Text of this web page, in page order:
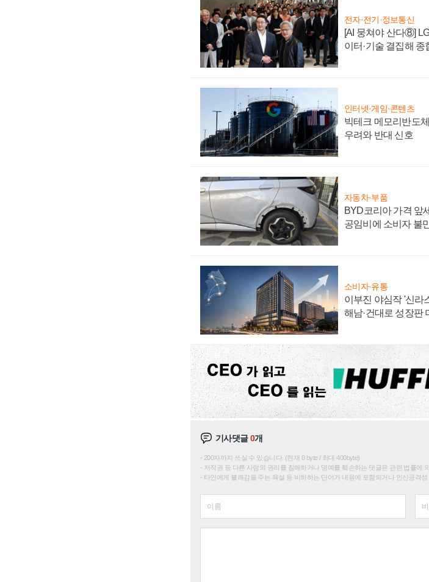
전자·전기·정보통신
[AI 뭉쳐야 산다⑧]
이터·기술 결집해
인터넷·게임·콘텐츠
빅테크 메모리반도
우려와 반대 신호
자동차·부품
BYD코리아 가격 앞
공임비에 소비자 불
소비자·유통
이부진 야심작 '신라
해남·건대로 성장판
기사댓글0개
200자까지 쓰실 수 있습니다. (현재 0 byte / 최대 400byte)
저작권 등 다른 사람의 권리를 침해하거나 명예를 훼손하는 댓글은 관련 법률에
타인에게 불쾌감을 주는 욕설 등 비하하는 단어가 내용에 포함되거나 인신공격